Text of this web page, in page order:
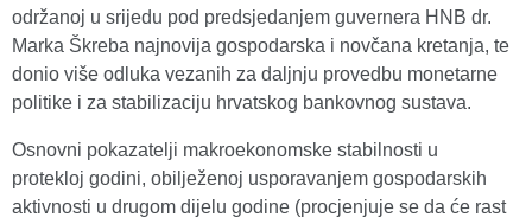
održanoj u srijedu pod predsjedanjem guvernera HNB dr.
Marka Škreba najnovija gospodarska i novčana kretanja, te
donio više odluka vezanih za daljnju provedbu monetarne
politike i za stabilizaciju hrvatskog bankovnog sustava.
Osnovni pokazatelji makroekonomske stabilnosti u
protekloj godini, obilježenoj usporavanjem gospodarskih
aktivnosti u drugom dijelu godine (procjenjuje se da će rast